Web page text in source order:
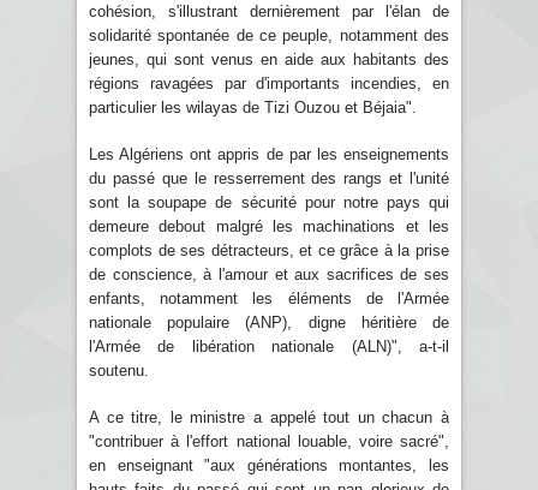
cohésion, s'illustrant dernièrement par l'élan de
solidarité spontanée de ce peuple, notamment des
jeunes, qui sont venus en aide aux habitants des
régions ravagées par d'importants incendies, en
particulier les wilayas de Tizi Ouzou et Béjaia".
Les Algériens ont appris de par les enseignements
du passé que le resserrement des rangs et l'unité
sont la soupape de sécurité pour notre pays qui
demeure debout malgré les machinations et les
complots de ses détracteurs, et ce grâce à la prise
de conscience, à l'amour et aux sacrifices de ses
enfants, notamment les éléments de l'Armée
nationale populaire (ANP), digne héritière de
l'Armée de libération nationale (ALN)", a-t-il
soutenu.
A ce titre, le ministre a appelé tout un chacun à
"contribuer à l'effort national louable, voire sacré",
en enseignant "aux générations montantes, les